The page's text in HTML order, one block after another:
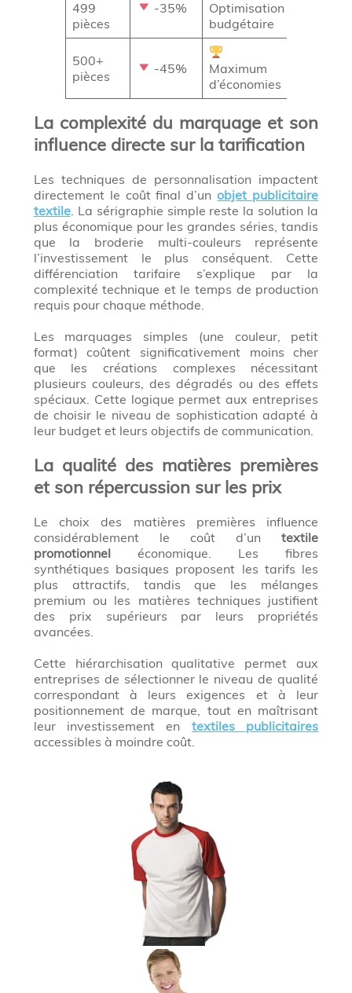
499
pièces
-35%
Optimisation
budgétaire
500+
pièces
-45%
Maximum
d’économies
La complexité du marquage et son
influence directe sur la tarification
Les techniques de personnalisation impactent
directement le coût final d’unobjet publicitaire
textile. La sérigraphie simple reste la solution la
plus économique pour les grandes séries, tandis
que la broderie multi-couleurs représente
l’investissement le plus conséquent. Cette
différenciation tarifaire s’explique par la
complexité technique et le temps de production
requis pour chaque méthode.
Les marquages simples (une couleur, petit
format) coûtent significativement moins cher
que les créations complexes nécessitant
plusieurs couleurs, des dégradés ou des effets
spéciaux. Cette logique permet aux entreprises
de choisir le niveau de sophistication adapté à
leur budget et leurs objectifs de communication.
La qualité des matières premières
et son répercussion sur les prix
Le choix des matières premières influence
considérablement le coût d’untextile
promotionneléconomique. Les fibres
synthétiques basiques proposent les tarifs les
plus attractifs, tandis que les mélanges
premium ou les matières techniques justifient
des prix supérieurs par leurs propriétés
avancées.
Cette hiérarchisation qualitative permet aux
entreprises de sélectionner le niveau de qualité
correspondant à leurs exigences et à leur
positionnement de marque, tout en maîtrisant
leur investissement en textiles publicitaires
accessibles à moindre coût.